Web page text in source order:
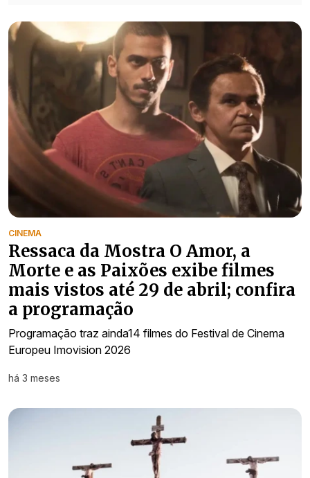
CINEMA
Ressaca da Mostra O Amor, a
Morte e as Paixões exibe filmes
mais vistos até 29 de abril; confira
a programação
Programação traz ainda14 filmes do Festival de Cinema
Europeu Imovision 2026
há 3 meses